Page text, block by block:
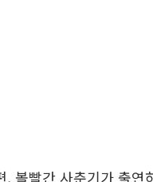
, 볼빨간 사춘기가 출